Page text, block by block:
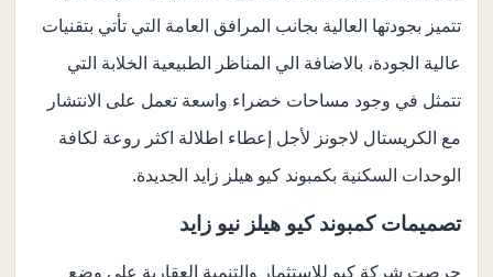
تتميز بجودتها العالية بجانب المرافق العامة التي تأتي بتقنيات
عالية الجودة، بالاضافة الي المناظر الطبيعية الخلابة التي
تتمثل في وجود مساحات خضراء واسعة تعمل على الانتشار
مع الكريستال لاجونز لأجل إعطاء اطلالة اكثر روعة لكافة
الوحدات السكنية بكمبوند كيو هيلز زايد الجديدة.
تصميمات كمبوند كيو هيلز نيو زايد
حرصت شركة كيو للاستثمار والتنمية العقارية على وضع